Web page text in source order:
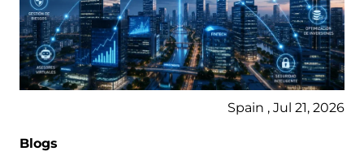
Spain , Jul 21, 2026
Blogs